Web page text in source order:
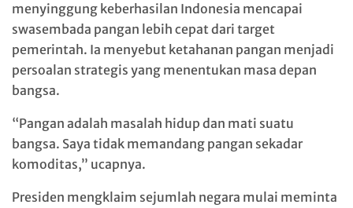
menyinggung keberhasilan Indonesia mencapai
swasembada pangan lebih cepat dari target
pemerintah. Ia menyebut ketahanan pangan menjadi
persoalan strategis yang menentukan masa depan
bangsa.
“Pangan adalah masalah hidup dan mati suatu
bangsa. Saya tidak memandang pangan sekadar
komoditas,” ucapnya.
Presiden mengklaim sejumlah negara mulai meminta